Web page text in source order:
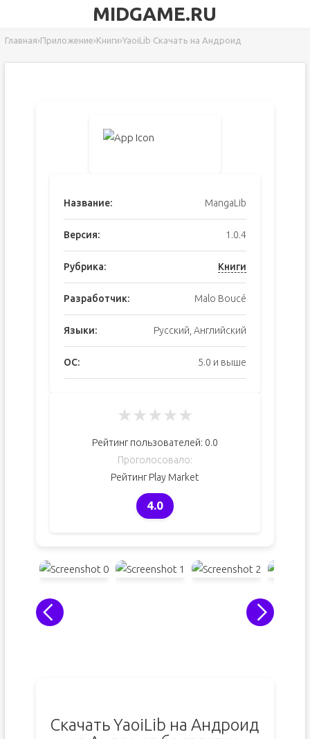
MIDGAME.RU
Главная›Приложение›Книги›YaoiLib Скачать на Андроид
Название: MangaLib
Версия: 1.0.4
Рубрика: Книги
Разработчик: Malo Boucé
Языки: Русский, Английский
ОС: 5.0 и выше
★★★★★
Рейтинг пользователей: 0.0
Проголосовало:
Рейтинг Play Market
4.0
Скачать YaoiLib на Андроид